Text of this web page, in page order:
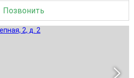
Позвонить